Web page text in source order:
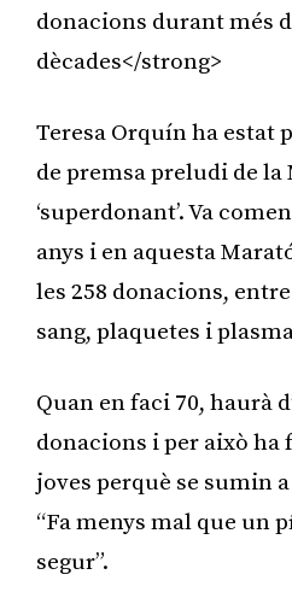
donacions durant més
dècades</strong>
Teresa Orquín ha estat
de premsa preludi de
‘superdonant’. Va
anys i en aquesta
les 258 donacions,
sang, plaquetes i
Quan en faci 70, haurà
donacions i per això ha
joves perquè se sumin
“Fa menys mal que un
segur”.